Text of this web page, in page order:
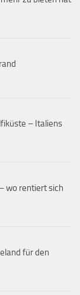
– Italiens
wo rentiert sich
für den